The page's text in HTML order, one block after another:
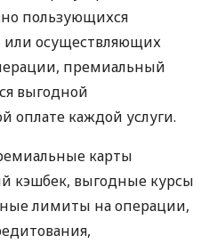
пользующихся
или осуществляющих
премиальный
выгодной
оплате каждой услуги.
карты
кэшбек, выгодные курсы
лимиты на операции,